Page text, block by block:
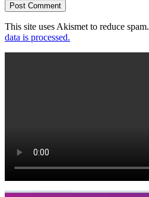
This site uses Akismet to reduce spam.
data is processed.